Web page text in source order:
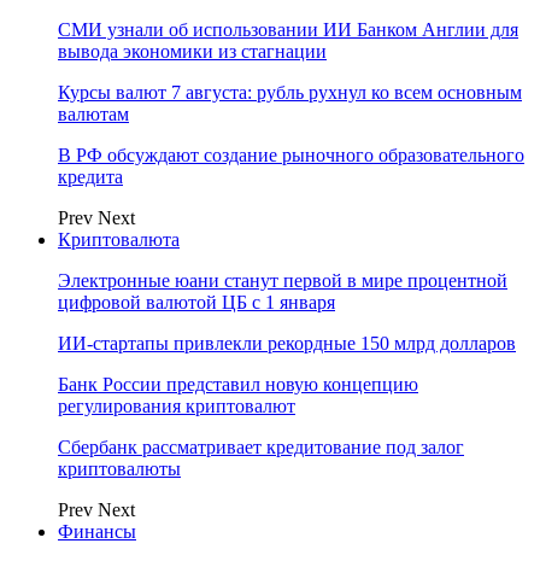
СМИ узнали об использовании ИИ Банком Англии для
вывода экономики из стагнации
Курсы валют 7 августа: рубль рухнул ко всем основным
валютам
В РФ обсуждают создание рыночного образовательного
кредита
Prev Next
Криптовалюта
Электронные юани станут первой в мире процентной
цифровой валютой ЦБ с 1 января
ИИ-стартапы привлекли рекордные 150 млрд долларов
Банк России представил новую концепцию
регулирования криптовалют
Сбербанк рассматривает кредитование под залог
криптовалюты
Prev Next
Финансы